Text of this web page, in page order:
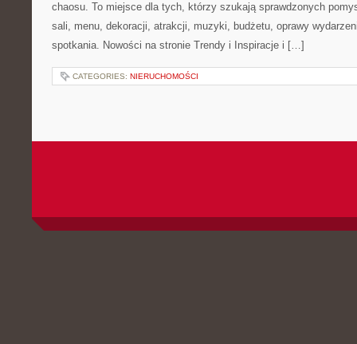
chaosu. To miejsce dla tych, którzy szukają sprawdzonych
sali, menu, dekoracji, atrakcji, muzyki, budżetu, oprawy
spotkania. Nowości na stronie Trendy i Inspiracje i […]
CATEGORIES: NIERUCHOMOŚCI